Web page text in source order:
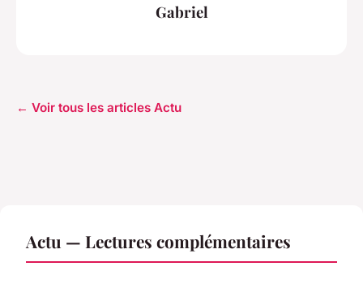
Gabriel
← Voir tous les articles Actu
Actu — Lectures complémentaires